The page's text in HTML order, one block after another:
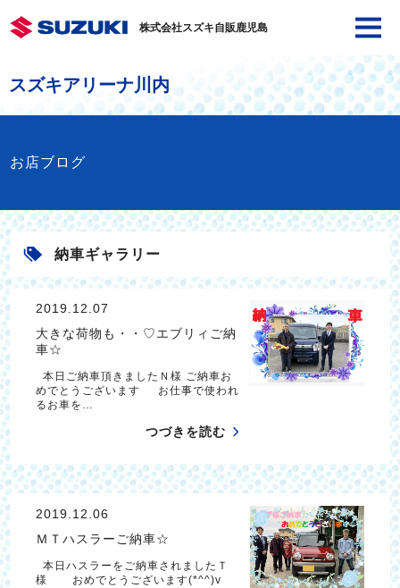
株式会社スズキ自販鹿児島
スズキアリーナ川内
お店ブログ
納車ギャラリー
2019.12.07
大きな荷物も・・♡エブリィご納
車☆
本日ご納車頂きましたＮ様 ご納車お
めでとうございます お仕事で使われ
るお車を…
つづきを読む
2019.12.06
ＭＴハスラーご納車☆
本日ハスラーをご納車されましたＴ
様 おめでとうございます(*^^)v